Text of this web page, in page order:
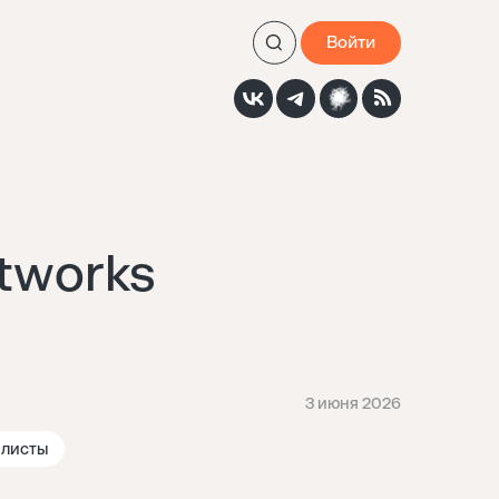
Войти
3 июня 2026